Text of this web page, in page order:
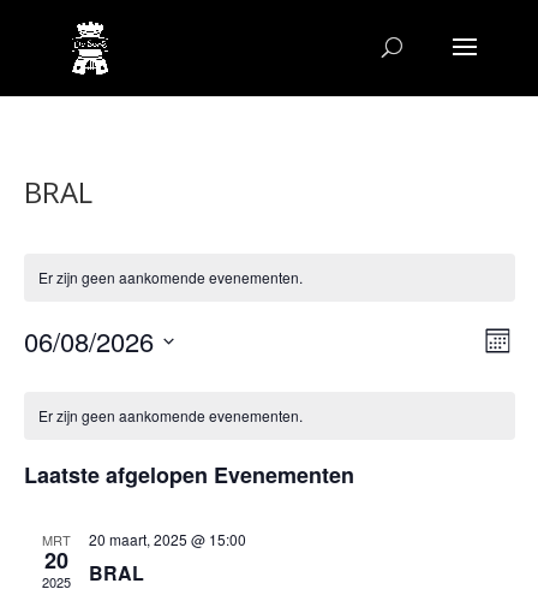
BRAL
Er zijn geen aankomende evenementen.
Maand
06/08/2026
datum.
van
Evenementen
Er zijn geen aankomende evenementen.
Laatste afgelopen Evenementen
MRT
20
2025
20 maart, 2025 @ 15:00
BRAL